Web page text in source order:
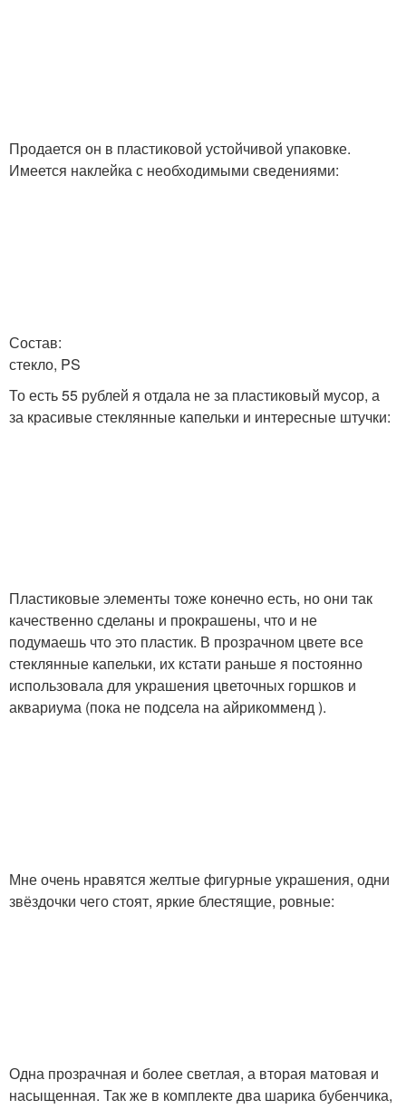
Продается он в пластиковой устойчивой упаковке.
Имеется наклейка с необходимыми сведениями:
Состав:
стекло, PS
То есть 55 рублей я отдала не за пластиковый мусор, а
за красивые стеклянные капельки и интересные штучки:
Пластиковые элементы тоже конечно есть, но они так
качественно сделаны и прокрашены, что и не
подумаешь что это пластик. В прозрачном цвете все
стеклянные капельки, их кстати раньше я постоянно
использовала для украшения цветочных горшков и
аквариума (пока не подсела на айрикомменд ).
Мне очень нравятся желтые фигурные украшения, одни
звёздочки чего стоят, яркие блестящие, ровные:
Одна прозрачная и более светлая, а вторая матовая и
насыщенная. Так же в комплекте два шарика бубенчика,